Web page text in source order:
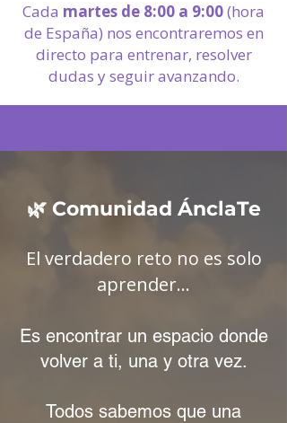
Cada martes de 8:00 a 9:00(hora
de España) nos encontraremos en
directo para entrenar, resolver
dudas y seguir avanzando.
🌿 Comunidad ÁnclaTe
El verdadero reto no es solo
aprender.​..
Es encontrar un espacio donde
volver a ti, una y otra vez.
Todos sabemos que una